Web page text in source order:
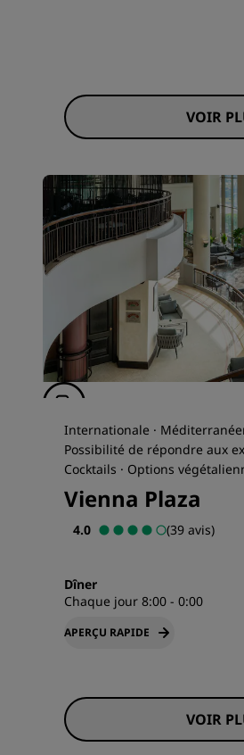
VOIR
Internationale ·
Possibilité de répondre aux
Cocktails · Options
Vienna Plaza
4.0 (39 avis)
Dîner
Chaque jour 8:00 - 0:00
APERÇU RAPIDE
VOIR